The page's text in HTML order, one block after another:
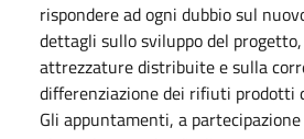
rispondere ad ogni dubbio sul
dettagli sullo sviluppo del
attrezzature distribuite e sulla
differenziazione dei rifiuti prodotti
Gli appuntamenti, a